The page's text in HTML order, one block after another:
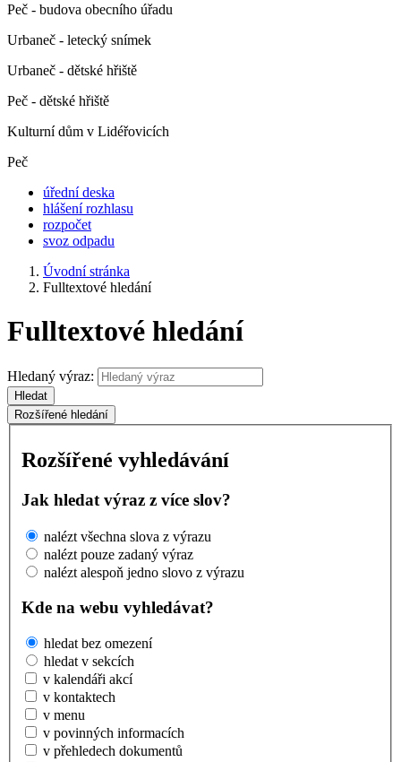
Peč - budova obecního úřadu
Urbaneč - letecký snímek
Urbaneč - dětské hřiště
Peč - dětské hřiště
Kulturní dům v Lidéřovicích
Peč
úřední deska
hlášení rozhlasu
rozpočet
svoz odpadu
Úvodní stránka
Fulltextové hledání
Fulltextové hledání
Hledaný výraz:
Hledat
Rozšířené hledání
Rozšířené vyhledávání
Jak hledat výraz z více slov?
nalézt všechna slova z výrazu
nalézt pouze zadaný výraz
nalézt alespoň jedno slovo z výrazu
Kde na webu vyhledávat?
hledat bez omezení
hledat v sekcích
v kalendáři akcí
v kontaktech
v menu
v povinných informacích
v přehledech dokumentů